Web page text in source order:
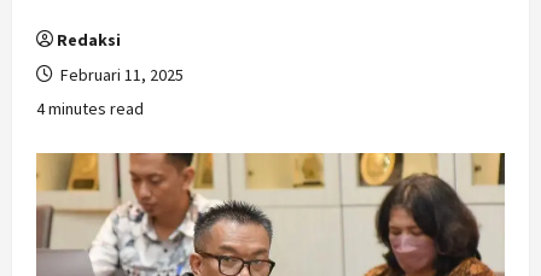
Redaksi
Februari 11, 2025
4 minutes read